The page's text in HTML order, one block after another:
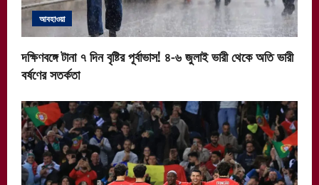
আবহাওয়া
দক্ষিণবঙ্গে টানা ৭ দিন বৃষ্টির পূর্বাভাস! ৪-৬ জুলাই ভারী থেকে অতি ভারী
বর্ষণের সতর্কতা